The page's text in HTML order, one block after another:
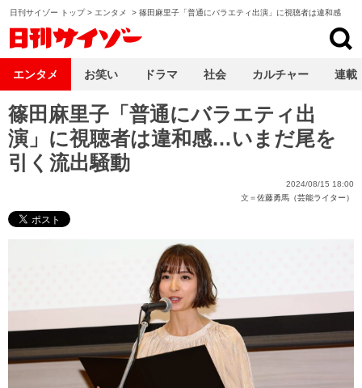
日刊サイゾー トップ> エンタメ > 篠田麻里子「普通にバラエティ出演」に視聴者は違和感
篠田麻里子「普通にバラエティ出
演」に視聴者は違和感…いまだ尾を
引く流出騒動
2024/08/15 18:00
文＝佐藤勇馬（芸能ライター）
エンタメ お笑い ドラマ 社会 カルチャー 連載